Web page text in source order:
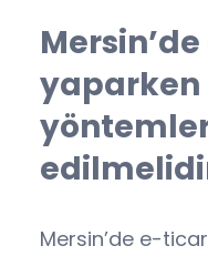
yaparken
Mersin’de e-